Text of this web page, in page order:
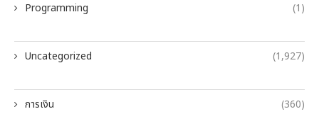
Programming (1)
Uncategorized (1,927)
การเงิน (360)